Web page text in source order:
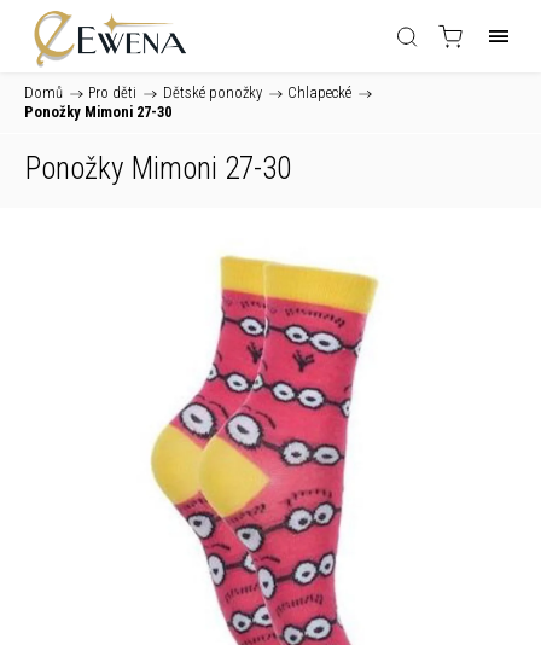
Domů / Pro děti / Dětské ponožky / Chlapecké /
Ponožky Mimoni 27-30
Ponožky Mimoni 27-30